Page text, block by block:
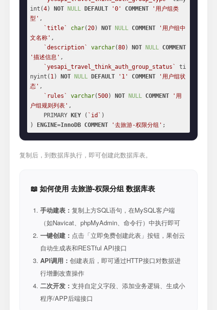
int(4) NOT NULL DEFAULT '0' COMMENT
'用户组类
型' ,
`title`
char(20) NOT NULL COMMENT
'用户组中
文名称' ,
`description`
varchar(80) NOT NULL COMMENT
'描述信息' ,
`yesapi_travel_think_auth_group_status`
ti
nyint( 1) NOT NULL DEFAULT '1' COMMENT
'用户组状
态' ,
`rules`
varchar(500) NOT NULL COMMENT
'用
户组规则列表' ,
    PRIMARY
KEY ( `id` )
)
ENGINE=InnoDB COMMENT '去旅游-权限分组' ;
复制后，到数据库执行，即可创建此数据库表。
📖 如何使用 去旅游-权限分组 数据库表
手动建表： 复制上方SQL语句，在MySQL客户端
（如Navicat、phpMyAdmin、命令行）中执行即可
一键创建： 点击「立即免费创建此表」按钮，果创云
自动生成表和RESTful API接口
API调用： 创建表后，即可通过HTTP接口对数据进
行增删改查操作
二次开发： 支持自定义字段、添加业务逻辑、生成小
程序/APP后端接口